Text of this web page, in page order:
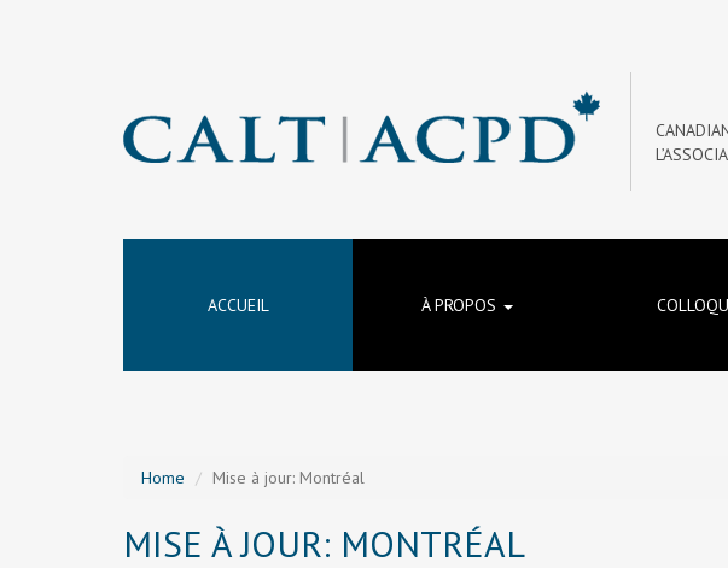
ACCUEIL À PROPOS
Home Mise à jour: Montréal
MISE À JOUR: MONTRÉAL